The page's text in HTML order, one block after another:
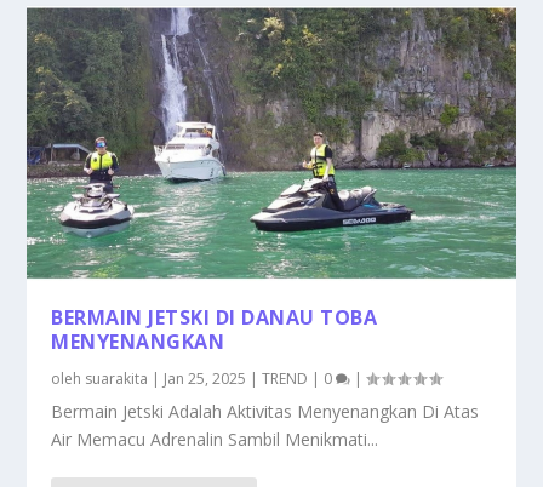
BERMAIN JETSKI DI DANAU TOBA
MENYENANGKAN
oleh suarakita | Jan 25, 2025 |TREND | 0 |
Bermain Jetski Adalah Aktivitas Menyenangkan Di Atas
Air Memacu Adrenalin Sambil Menikmati...